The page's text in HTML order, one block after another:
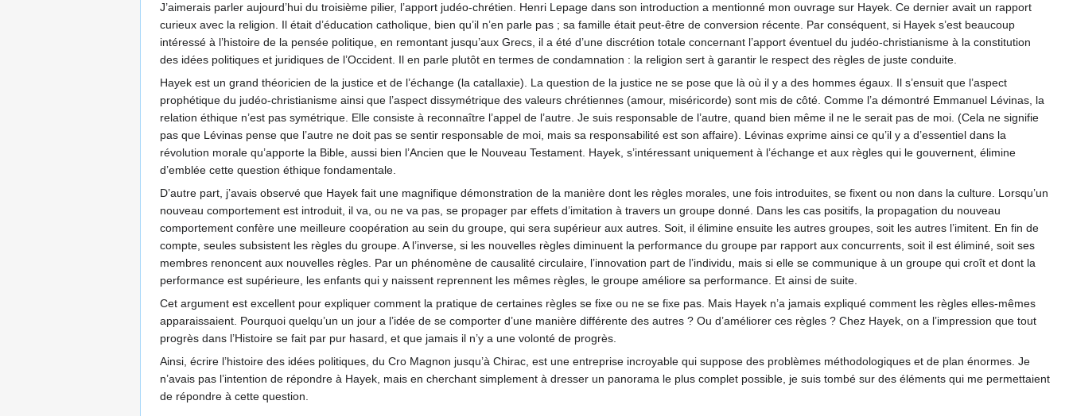
J’aimerais parler aujourd’hui du troisième pilier, l’apport judéo-chrétien. Henri Lepage dans son introduction a mentionné mon ouvrage sur Hayek. Ce dernier avait un rapport
curieux avec la religion. Il était d’éducation catholique, bien qu’il n’en parle pas ; sa famille était peut-être de conversion récente. Par conséquent, si Hayek s’est beaucoup
intéressé à l’histoire de la pensée politique, en remontant jusqu’aux Grecs, il a été d’une discrétion totale concernant l’apport éventuel du judéo-christianisme à la constitution
des idées politiques et juridiques de l’Occident. Il en parle plutôt en termes de condamnation : la religion sert à garantir le respect des règles de juste conduite.
Hayek est un grand théoricien de la justice et de l’échange (la catallaxie). La question de la justice ne se pose que là où il y a des hommes égaux. Il s’ensuit que l’aspect
prophétique du judéo-christianisme ainsi que l’aspect dissymétrique des valeurs chrétiennes (amour, miséricorde) sont mis de côté. Comme l’a démontré Emmanuel Lévinas, la
relation éthique n’est pas symétrique. Elle consiste à reconnaître l’appel de l’autre. Je suis responsable de l’autre, quand bien même il ne le serait pas de moi. (Cela ne signifie
pas que Lévinas pense que l’autre ne doit pas se sentir responsable de moi, mais sa responsabilité est son affaire). Lévinas exprime ainsi ce qu’il y a d’essentiel dans la
révolution morale qu’apporte la Bible, aussi bien l’Ancien que le Nouveau Testament. Hayek, s’intéressant uniquement à l’échange et aux règles qui le gouvernent, élimine
d’emblée cette question éthique fondamentale.
D’autre part, j’avais observé que Hayek fait une magnifique démonstration de la manière dont les règles morales, une fois introduites, se fixent ou non dans la culture. Lorsqu’un
nouveau comportement est introduit, il va, ou ne va pas, se propager par effets d’imitation à travers un groupe donné. Dans les cas positifs, la propagation du nouveau
comportement confère une meilleure coopération au sein du groupe, qui sera supérieur aux autres. Soit, il élimine ensuite les autres groupes, soit les autres l’imitent. En fin de
compte, seules subsistent les règles du groupe. A l’inverse, si les nouvelles règles diminuent la performance du groupe par rapport aux concurrents, soit il est éliminé, soit ses
membres renoncent aux nouvelles règles. Par un phénomène de causalité circulaire, l’innovation part de l’individu, mais si elle se communique à un groupe qui croît et dont la
performance est supérieure, les enfants qui y naissent reprennent les mêmes règles, le groupe améliore sa performance. Et ainsi de suite.
Cet argument est excellent pour expliquer comment la pratique de certaines règles se fixe ou ne se fixe pas. Mais Hayek n’a jamais expliqué comment les règles elles-mêmes
apparaissaient. Pourquoi quelqu’un un jour a l’idée de se comporter d’une manière différente des autres ? Ou d’améliorer ces règles ? Chez Hayek, on a l’impression que tout
progrès dans l’Histoire se fait par pur hasard, et que jamais il n’y a une volonté de progrès.
Ainsi, écrire l’histoire des idées politiques, du Cro Magnon jusqu’à Chirac, est une entreprise incroyable qui suppose des problèmes méthodologiques et de plan énormes. Je
n’avais pas l’intention de répondre à Hayek, mais en cherchant simplement à dresser un panorama le plus complet possible, je suis tombé sur des éléments qui me permettaient
de répondre à cette question.